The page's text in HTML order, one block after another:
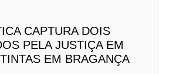
CAPTURA DOIS
PELA JUSTIÇA EM
EM BRAGANÇA